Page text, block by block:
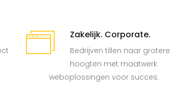
Zakelijk. Corporate.
Bedrijven tillen naar grotere
hoogten met maatwerk
weboplossingen voor succes.